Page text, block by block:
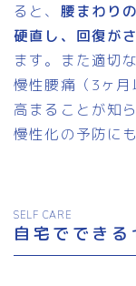
ると、 腰まわり
硬直し、回復が
ます。また適切
慢性腰痛（3ヶ
高まることが知
慢性化の予防に
SELF CARE
自宅ででき